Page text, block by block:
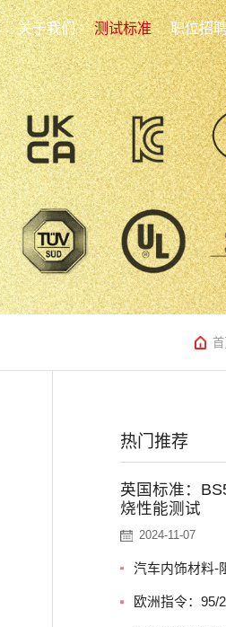
关于我们 测试标准 职位招
首
热门推荐
英国标准：
烧性能测试
2024-11-07
汽车内饰材料-
欧洲指令：95/